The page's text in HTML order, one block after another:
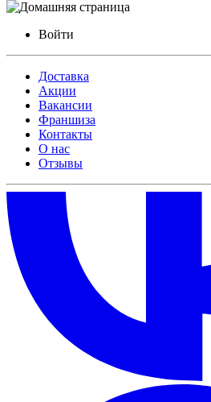
Войти
Доставка
Акции
Вакансии
Франшиза
Контакты
О нас
Отзывы